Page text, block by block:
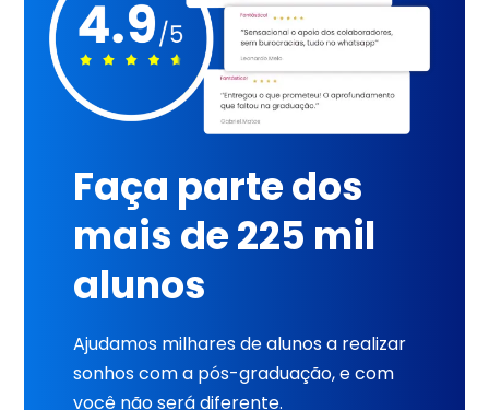
Faça parte dos
mais de 225 mil
alunos
Ajudamos milhares de alunos a realizar
sonhos com a pós-graduação, e com
você não será diferente.